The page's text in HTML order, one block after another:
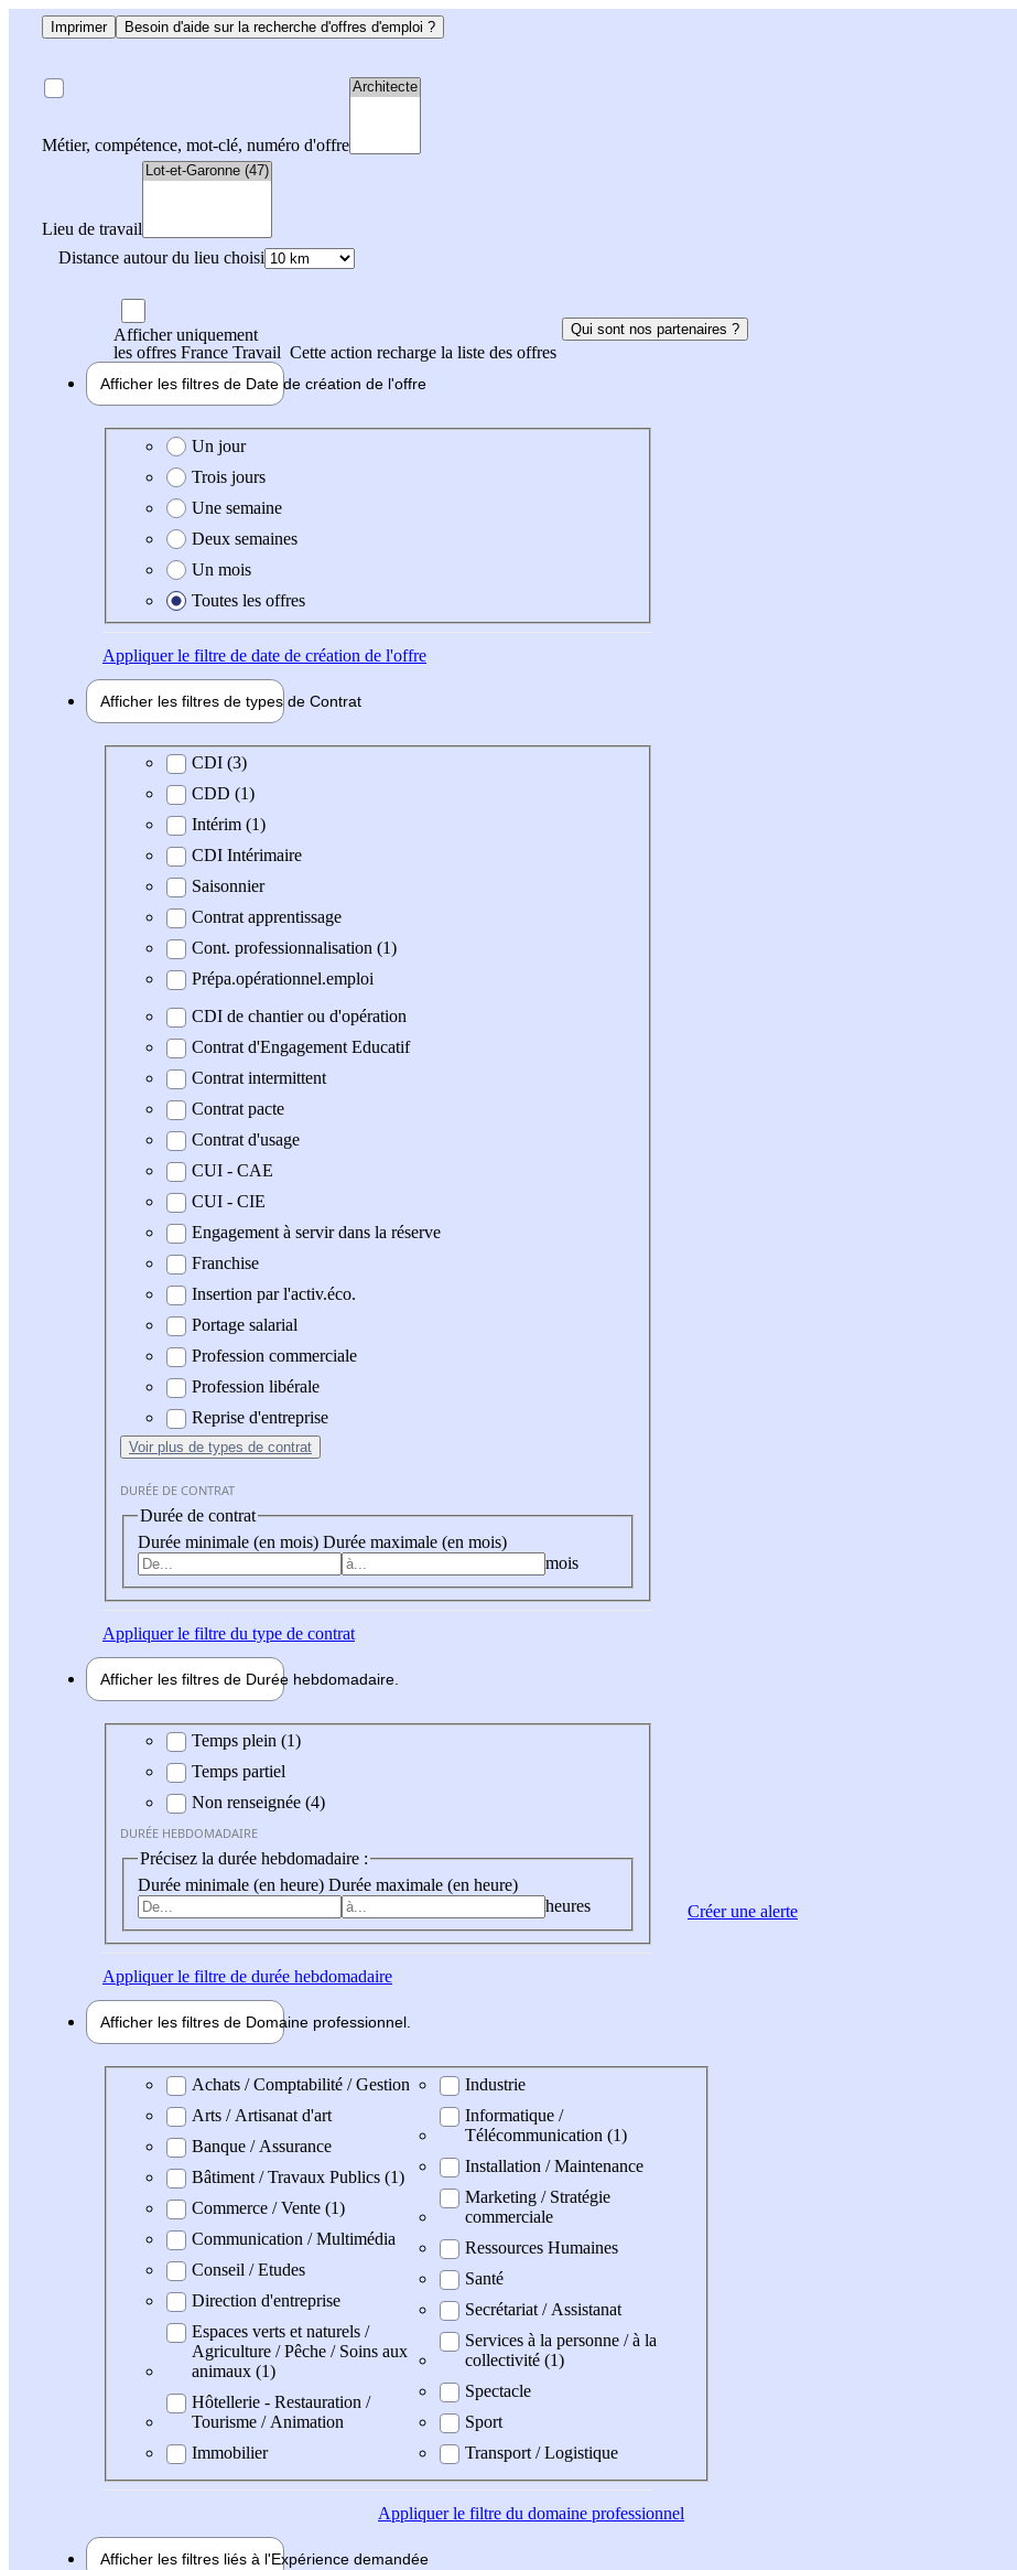
Imprimer Besoin d'aide sur la recherche d'offres d'emploi ?
Métier, compétence, mot-clé, numéro d'offre
Lieu de travail
Distance autour du lieu choisi
Afficher uniquement
les offres France Travail Cette action recharge la liste des offres
Qui sont nos partenaires ?
Afficher les filtres de Date de création de l'offre
Date de création de l'offre
Un jour
Trois jours
Une semaine
Deux semaines
Un mois
Toutes les offres
Appliquerle filtre de date de création de l'offre
Afficher les filtres de types de Contrat
Type de contrat
CDI (3)
CDD (1)
Intérim (1)
CDI Intérimaire
Saisonnier
Contrat apprentissage
Cont. professionnalisation (1)
Prépa.opérationnel.emploi
CDI de chantier ou d'opération
Contrat d'Engagement Educatif
Contrat intermittent
Contrat pacte
Contrat d'usage
CUI - CAE
CUI - CIE
Engagement à servir dans la réserve
Franchise
Insertion par l'activ.éco.
Portage salarial
Profession commerciale
Profession libérale
Reprise d'entreprise
Voir plus de types de contrat
DURÉE DE CONTRAT
Durée de contrat
Durée minimale (en mois) Durée maximale (en mois)
mois
Appliquerle filtre du type de contrat
Afficher les filtres de Durée hebdomadaire
Durée hebdomadaire
Temps plein (1)
Temps partiel
Non renseignée (4)
DURÉE HEBDOMADAIRE
Précisez la durée hebdomadaire :
Durée minimale (en heure) Durée maximale (en heure)
heures
Appliquerle filtre de durée hebdomadaire
Afficher les filtres de Domaine professionnel
Domaine professionel
Achats / Comptabilité / Gestion
Arts / Artisanat d'art
Banque / Assurance
Bâtiment / Travaux Publics (1)
Commerce / Vente (1)
Communication / Multimédia
Conseil / Etudes
Direction d'entreprise
Espaces verts et naturels /
Agriculture / Pêche / Soins aux
animaux (1)
Hôtellerie - Restauration /
Tourisme / Animation
Immobilier
Industrie
Informatique /
Télécommunication (1)
Installation / Maintenance
Marketing / Stratégie
commerciale
Ressources Humaines
Santé
Secrétariat / Assistanat
Services à la personne / à la
collectivité (1)
Spectacle
Sport
Transport / Logistique
Appliquerle filtre du domaine professionnel
Afficher les filtres liés à l'Expérience demandée
Créer une alerte